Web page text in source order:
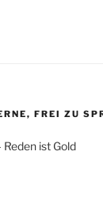
FREI ZU
ist Gold